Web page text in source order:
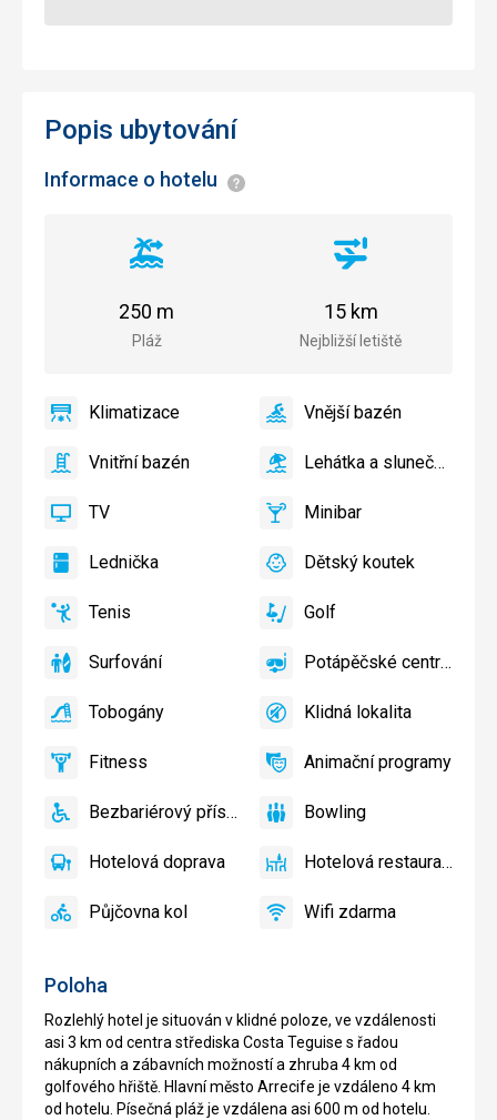
Poloha
Rozlehlý hotel je situován v klidné poloze, ve vzdálenosti
asi 3 km od centra střediska Costa Teguise s řadou
nákupních a zábavních možností a zhruba 4 km od
golfového hřiště. Hlavní město Arrecife je vzdáleno 4 km
od hotelu. Písečná pláž je vzdálena asi 600 m od hotelu.
Popis ubytování
Informace o hotelu Informace
Vzdálenost
pláže
Pláž
250 m
Vzdálenost
letiště
Nejbližší letiště
15 km
Klimatizace
Klimatizace
ano
VnějšíVnější bazén
ano
VnitřníVnitřní bazén
ano
Lehátka
slunečníky
bazénu
Lehátka a slunečníky u
ano
TV TV
ano
Minibar,Minibar
ano
LedničkaLednička
ano
Dětský
Dětské
Dětský
Dětský koutek
ano
Tenis,Tenis
ano Golf Golf
ano
Surfování
Surfování
ano
Potápěčské
Potápěčské centrum
ano
Tobogány
Tobogány
ano
KlidnáKlidná lokalita
ano
FitnessFitness
ano
Animační
Animační programy
ano
Bezbariérový
Bezbariérový přístup
ano BowlingBowling
ano
HotelováHotelová doprava
ano
HotelováHotelová restaurace
ano
PůjčovnaPůjčovna kol
ano
Wifi
Wifi zdarma
ano